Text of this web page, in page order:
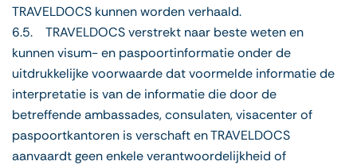
TRAVELDOCS kunnen worden verhaald.
6.5. TRAVELDOCS verstrekt naar beste weten en
kunnen visum- en paspoortinformatie onder de
uitdrukkelijke voorwaarde dat voormelde informatie de
interpretatie is van de informatie die door de
betreffende ambassades, consulaten, visacenter of
paspoortkantoren is verschaft en TRAVELDOCS
aanvaardt geen enkele verantwoordelijkheid of